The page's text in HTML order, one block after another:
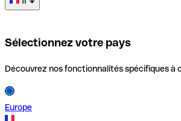
Sélectionnez votre pays
Découvrez nos fonctionnalités spécifiques à
Europe